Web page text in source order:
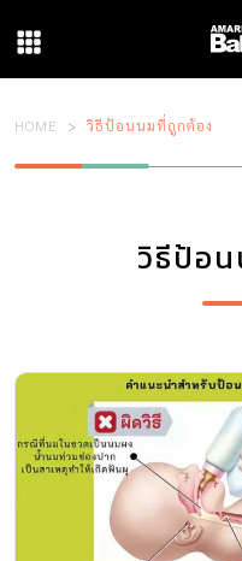
HOME วิธีป้อนนมที่ถูกต้อง
วิธีป้อ